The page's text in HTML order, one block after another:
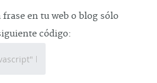
en tu web o blog sólo
código: